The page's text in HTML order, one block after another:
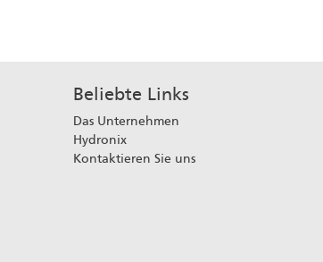
Beliebte Links
Das Unternehmen
Hydronix
Kontaktieren Sie uns